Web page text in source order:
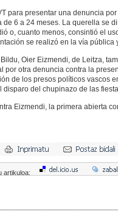
para presentar una denuncia
de 6 a 24 meses. La querella se
o, cuanto menos, consintió el
se realizó en la vía pública
Oier Eizmendi, de Leitza,
por otra denuncia contra la
de los presos políticos vascos
disparo del chupinazo de las
Eizmendi, la primera abierta
artikuloa: